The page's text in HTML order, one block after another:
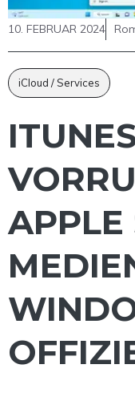
10. FEBRUAR 2024
iCloud / Services
APPLE